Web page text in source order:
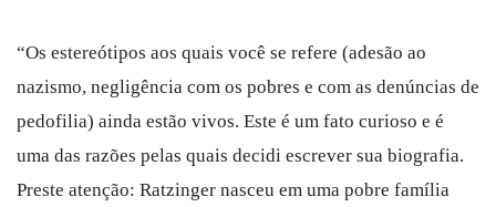
“Os estereótipos aos quais você se refere (adesão ao
nazismo, negligência com os pobres e com as denúncias de
pedofilia) ainda estão vivos. Este é um fato curioso e é
uma das razões pelas quais decidi escrever sua biografia.
Preste atenção: Ratzinger nasceu em uma pobre família